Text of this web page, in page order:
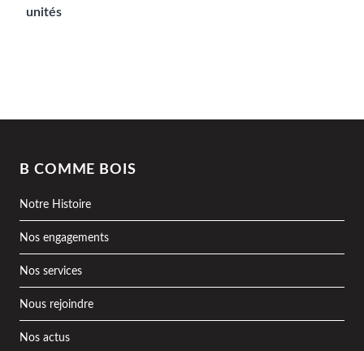
unités
B COMME BOIS
Notre Histoire
Nos engagements
Nos services
Nous rejoindre
Nos actus